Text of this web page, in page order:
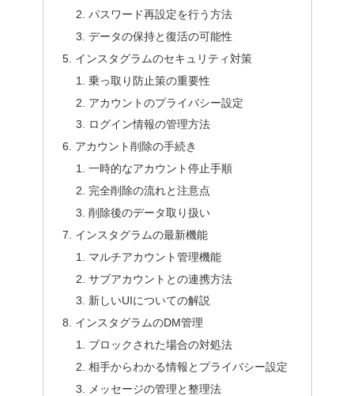
パスワード再設定を行う方法
データの保持と復活の可能性
インスタグラムのセキュリティ対策
乗っ取り防止策の重要性
アカウントのプライバシー設定
ログイン情報の管理方法
アカウント削除の手続き
一時的なアカウント停止手順
完全削除の流れと注意点
削除後のデータ取り扱い
インスタグラムの最新機能
マルチアカウント管理機能
サブアカウントとの連携方法
新しいUIについての解説
インスタグラムのDM管理
ブロックされた場合の対処法
相手からわかる情報とプライバシー設定
メッセージの管理と整理法